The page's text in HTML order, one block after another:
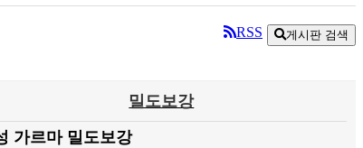
RSS 게시판 검색
밀도보강
가르마 밀도보강